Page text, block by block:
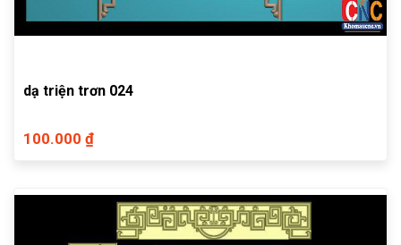
dạ triện trơn 024
100.000 ₫